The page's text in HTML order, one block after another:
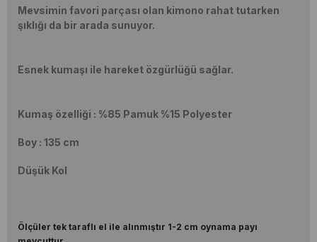
Mevsimin favori parçası olan kimono rahat tutarken
şıklığı da bir arada sunuyor.
Esnek kumaşı ile hareket özgürlüğü sağlar.
Kumaş özelliği : %85 Pamuk %15 Polyester
Boy : 135 cm
Düşük Kol
Ölçüler tek taraflı el ile alınmıştır 1-2 cm oynama payı